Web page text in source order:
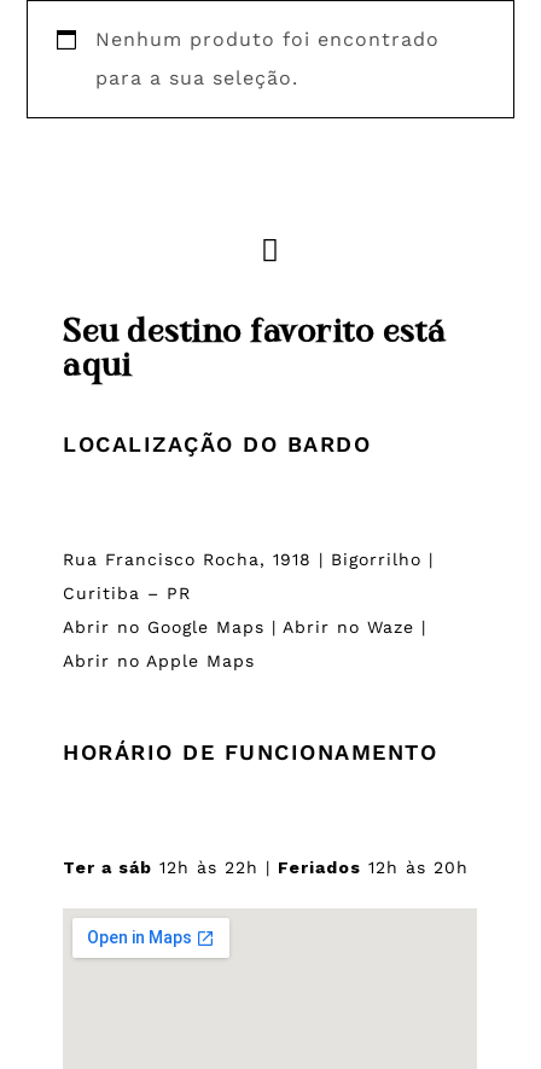
Nenhum produto foi encontrado
para a sua seleção.
Seu destino favorito está
aqui
LOCALIZAÇÃO DO BARDO
Rua Francisco Rocha, 1918 | Bigorrilho |
Curitiba – PR
Abrir no Google Maps | Abrir no Waze |
Abrir no Apple Maps
HORÁRIO DE FUNCIONAMENTO
Ter a sáb 12h às 22h | Feriados 12h às 20h